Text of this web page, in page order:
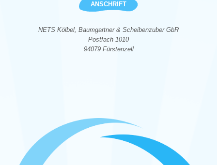
ANSCHRIFT
NETS Kölbel, Baumgartner & Scheibenzuber GbR
Postfach 1010
94079 Fürstenzell